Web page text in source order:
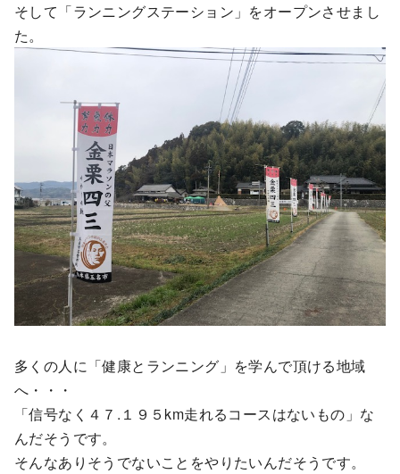
そして「ランニングステーション」をオープンさせまし
た。
多くの人に「健康とランニング」を学んで頂ける地域
へ・・・
「信号なく４７.１９５km走れるコースはないもの」な
んだそうです。
そんなありそうでないことをやりたいんだそうです。